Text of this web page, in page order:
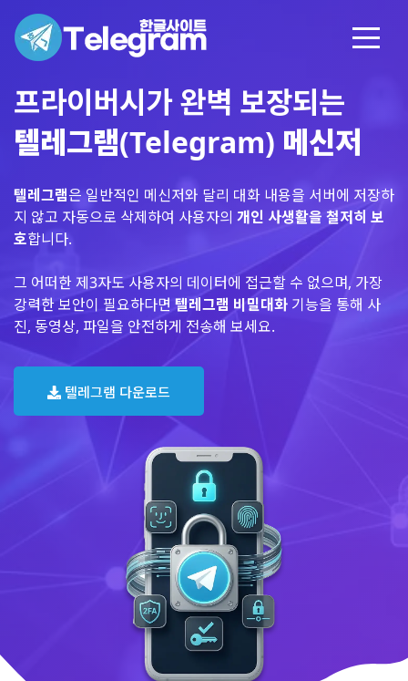
프라이버시가 완벽 보장되는
텔레그램(Telegram) 메신저
텔레그램은 일반적인 메신저와 달리 대화 내용을 서버에 저장하
지 않고 자동으로 삭제하여 사용자의 개인 사생활을 철저히 보
호합니다.
그 어떠한 제3자도 사용자의 데이터에 접근할 수 없으며, 가장
강력한 보안이 필요하다면 텔레그램 비밀대화 기능을 통해 사
진, 동영상, 파일을 안전하게 전송해 보세요.
텔레그램 다운로드